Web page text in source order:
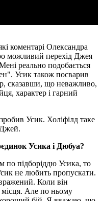
коментарі Олександра
можливий перехід Джея
реально подобається
Усик також посварив
сказавши, що неважливо,
характер і гарний
Усик. Холіфілд таке
Усика і Дюбуа?
підборіддю Усика, то
не любить пропускати.
Коли він
місця. Але по ньому